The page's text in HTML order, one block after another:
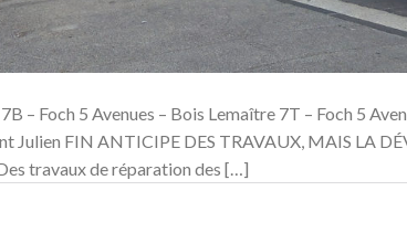
– Foch 5 Avenues – Bois Lemaître 7T – Foch 5
Julien FIN ANTICIPE DES TRAVAUX, MAIS LA
travaux de réparation des […]